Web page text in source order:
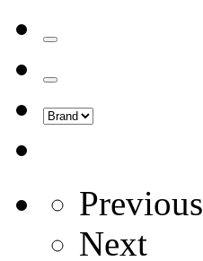
Previous
Next